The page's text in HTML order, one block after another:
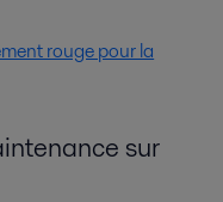
rouge pour la
sur